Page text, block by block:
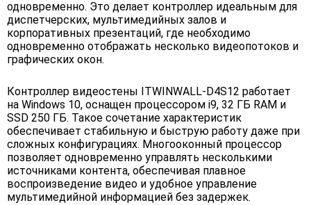
одновременно. Это делает контроллер идеальным для
диспетчерских, мультимедийных залов и
корпоративных презентаций, где необходимо
одновременно отображать несколько видеопотоков и
графических окон.
Контроллер видеостены ITWINWALL-D4S12 работает
на Windows 10, оснащен процессором i9, 32 ГБ RAM и
SSD 250 ГБ. Такое сочетание характеристик
обеспечивает стабильную и быструю работу даже при
сложных конфигурациях. Многооконный процессор
позволяет одновременно управлять несколькими
источниками контента, обеспечивая плавное
воспроизведение видео и удобное управление
мультимедийной информацией без задержек.